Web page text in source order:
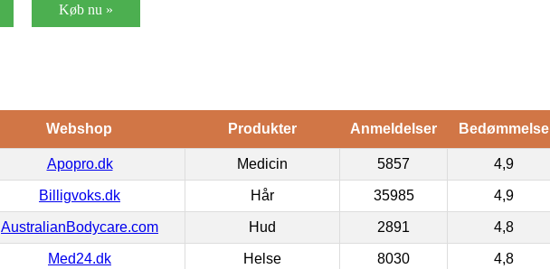
Køb nu »
Webshop Produkter Anmeldelser Bedømmelse
Apopro.dk Medicin 5857 4,9
Billigvoks.dk Hår 35985 4,9
AustralianBodycare.com Hud 2891 4,8
Med24.dk Helse 8030 4,8